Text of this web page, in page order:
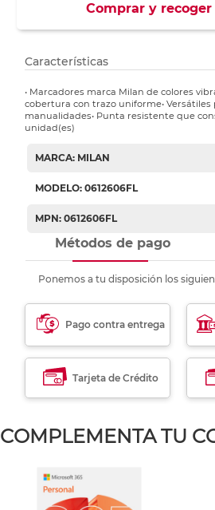
Comprar y
Características
• Marcadores marca Milan de colores
cobertura con trazo uniforme• Versátiles
manualidades• Punta resistente que
unidad(es)
MARCA: MILAN
MODELO: 0612606FL
MPN: 0612606FL
Métodos de pago
Ponemos a tu disposición los
Pago contra entrega
Tarjeta de Crédito
COMPLEMENTA TU